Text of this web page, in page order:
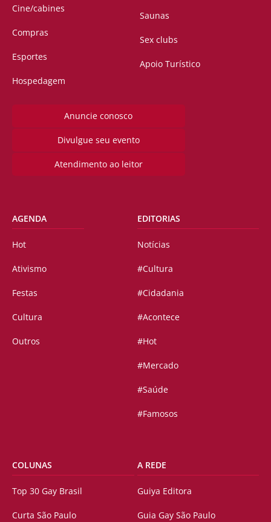
Cine/cabines
Compras
Esportes
Hospedagem
Saunas
Sex clubs
Apoio Turístico
Anuncie conosco
Divulgue seu evento
Atendimento ao leitor
AGENDA
Hot
Ativismo
Festas
Cultura
Outros
EDITORIAS
Notícias
#Cultura
#Cidadania
#Acontece
#Hot
#Mercado
#Saúde
#Famosos
COLUNAS
Top 30 Gay Brasil
Curta São Paulo
A REDE
Guiya Editora
Guia Gay São Paulo